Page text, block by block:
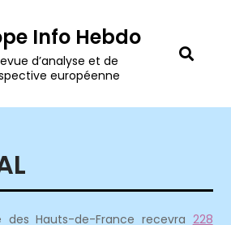
Info Hebdo
d’analyse et de
européenne
des Hauts-de-France recevra 228